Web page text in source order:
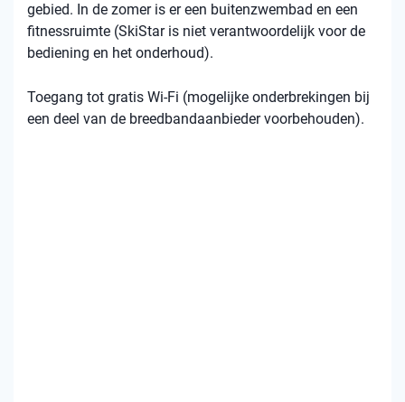
gebied. In de zomer is er een buitenzwembad en een
fitnessruimte (SkiStar is niet verantwoordelijk voor de
bediening en het onderhoud).
Toegang tot gratis Wi-Fi (mogelijke onderbrekingen bij
een deel van de breedbandaanbieder voorbehouden).